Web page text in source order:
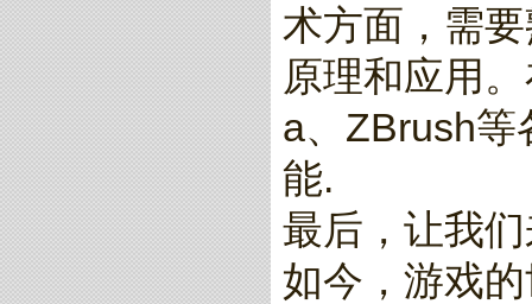
术方面，需
原理和应用
a、ZBrush等
能.
最后，让我
如今，游戏